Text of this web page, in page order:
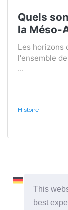
This
best
Quels
la Méso-
Les horizons
l'ensemble
...
Histoire